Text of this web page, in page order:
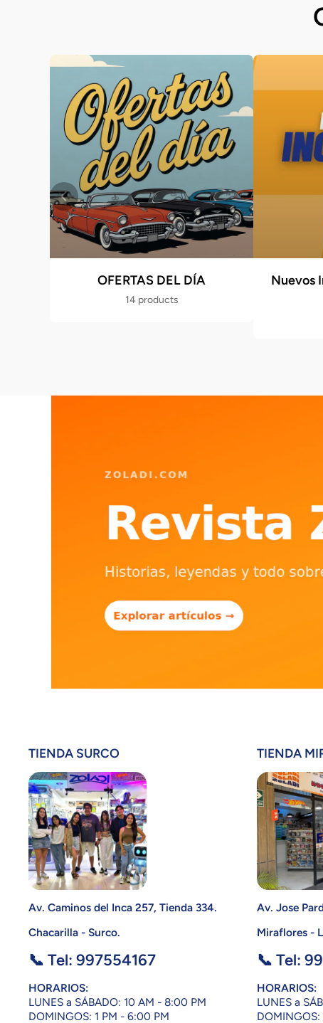
OFERTAS DEL DÍA
14 products
Nuevos
TIENDA SURCO
Av. Caminos del Inca 257, Tienda 334.
Chacarilla - Surco.
📞 Tel: 997554167
HORARIOS:
LUNES a SÁBADO: 10 AM - 8:00 PM
DOMINGOS: 1 PM - 6:00 PM
TIENDA
Av. Jose
Miraflores -
📞 Tel:
HORARIOS:
LUNES a